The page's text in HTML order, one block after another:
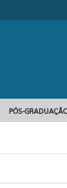
PÓS-